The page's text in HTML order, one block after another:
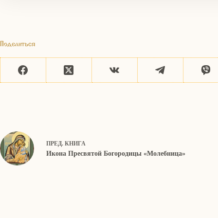
Поделиться
ПРЕД. КНИГА
Икона Пресвятой Богородицы «Молебница»